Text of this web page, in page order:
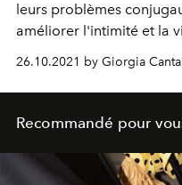
leurs problèmes
améliorer l'intimité et la
sur Netflix, avec Gwyneth
26.10.2021 by Giorgia
Recommandé pour